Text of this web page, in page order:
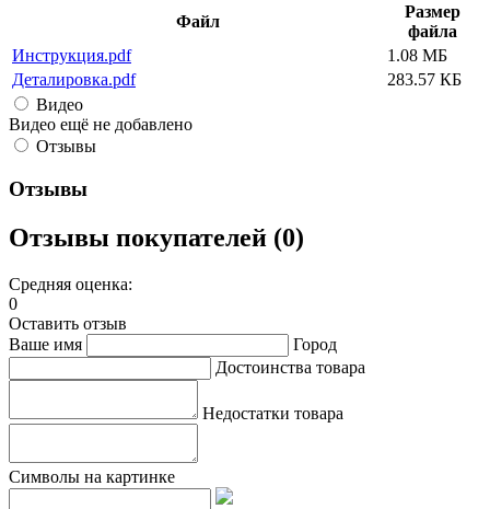
Файл
Размер
файла
Инструкция.pdf
1.08 МБ
Деталировка.pdf
283.57 КБ
Видео
Видео ещё не добавлено
Отзывы
Отзывы
Отзывы покупателей (0)
Средняя оценка:
0
Оставить отзыв
Ваше имя
Город
Достоинства товара
Недостатки товара
Символы на картинке